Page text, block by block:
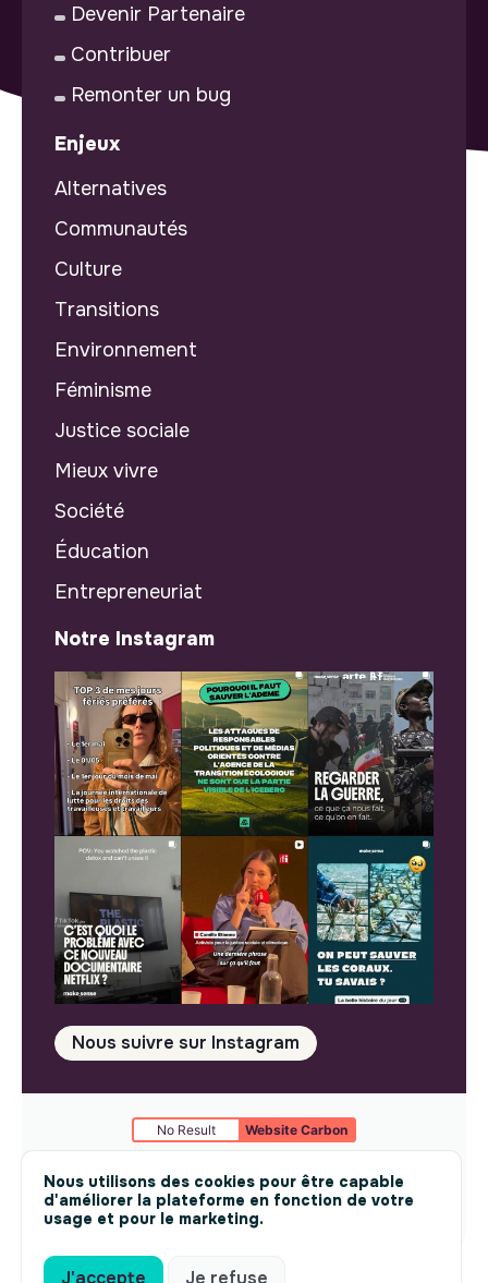
Nous utilisons des cookies pour être capable
d'améliorer la plateforme en fonction de votre
usage et pour le marketing.
J'accepte Je refuse
Devenir Partenaire
Contribuer
Remonter un bug
Enjeux
Alternatives
Communautés
Culture
Transitions
Environnement
Féminisme
Justice sociale
Mieux vivre
Société
Éducation
Entrepreneuriat
Notre Instagram
Nous suivre sur Instagram
No Result Website Carbon
Mentions légales© makesense 2024 -cookies